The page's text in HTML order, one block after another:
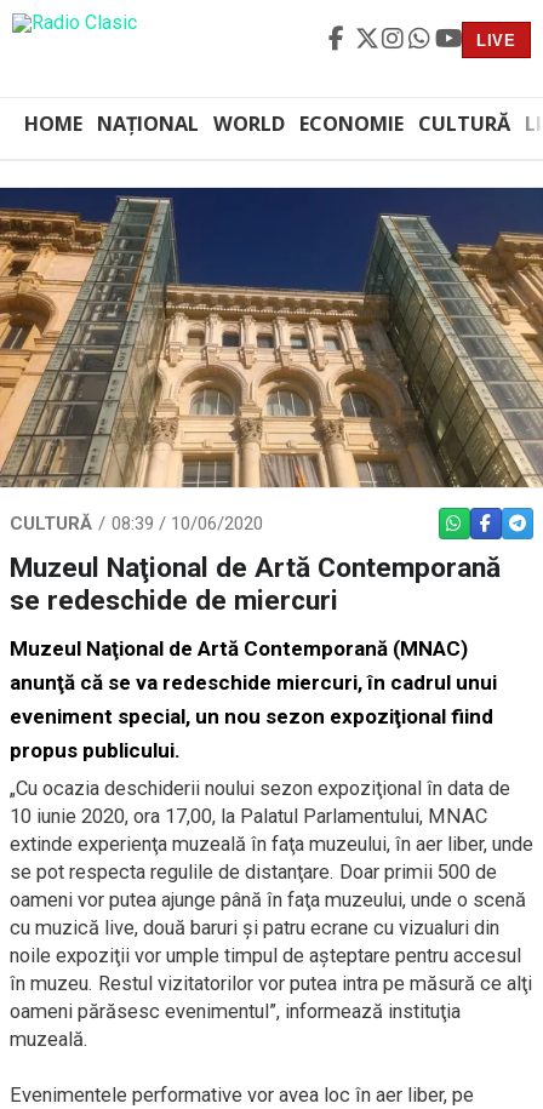
LIVE
HOME NAȚIONAL WORLD ECONOMIE CULTURĂ
CULTURĂ 08:39 / 10/06/2020 WHATSAPP
Muzeul Naţional de Artă Contemporană
se redeschide de miercuri
Muzeul Naţional de Artă Contemporană (MNAC)
anunţă că se va redeschide miercuri, în cadrul unui
eveniment special, un nou sezon expoziţional fiind
propus publicului.
„Cu ocazia deschiderii noului sezon expoziţional în data de
10 iunie 2020, ora 17,00, la Palatul Parlamentului, MNAC
extinde experienţa muzeală în faţa muzeului, în aer liber, unde
se pot respecta regulile de distanţare. Doar primii 500 de
oameni vor putea ajunge până în faţa muzeului, unde o scenă
cu muzică live, două baruri şi patru ecrane cu vizualuri din
noile expoziţii vor umple timpul de aşteptare pentru accesul
în muzeu. Restul vizitatorilor vor putea intra pe măsură ce alţi
oameni părăsesc evenimentul”, informează instituţia
muzeală.
Evenimentele performative vor avea loc în aer liber, pe